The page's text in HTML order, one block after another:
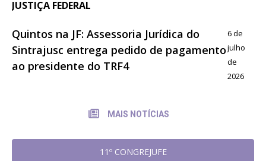
JUSTIÇA FEDERAL
Quintos na JF: Assessoria Jurídica do
Sintrajusc entrega pedido de pagamento
ao presidente do TRF4
6 de
julho
de
2026
MAIS NOTÍCIAS
11º CONGREJUFE